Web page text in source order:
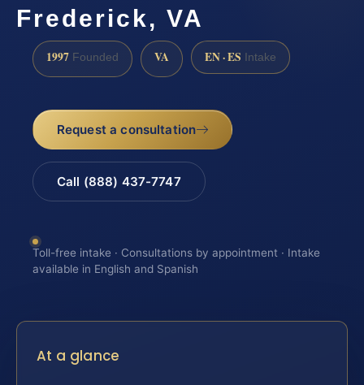
Frederick, VA
1997 Founded VA EN · ES Intake
Request a consultation
Call (888) 437-7747
Toll-free intake · Consultations by appointment · Intake
available in English and Spanish
At a glance